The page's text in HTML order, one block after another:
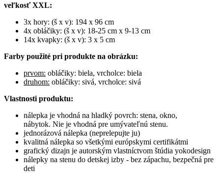
veľkosť XXL:
3x hory: (š x v): 194 x 96 cm
4x obláčiky: (š x v): 18-25 cm x 9-13 cm
14x kvapky: (š x v): 3 x 5 cm
Farby použité pri produkte na obrázku:
prvom: obláčiky: biela, vrcholce: biela
druhom: obláčiky: sivá, vrcholce: sivá
Vlastnosti produktu:
nálepka je vhodná na hladký povrch: stena, okno,
nábytok. Nie je vhodná pre umývateľnú stenu.
jednorázová nálepka (neprelepujte ju)
kvalitná nálepka so všetkými európskymi certifikátmi
grafický dizajn je autorským vlastníctvom štúdia yokodesign
nálepky na stenu do detskej izby - bez zápachu, bezpečná pre
deti